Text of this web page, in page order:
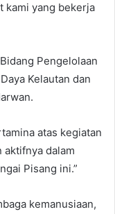
kami yang bekerja
Pengelolaan
Kelautan dan
atas kegiatan
aktifnya dalam
Pisang ini.”
kemanusiaan,